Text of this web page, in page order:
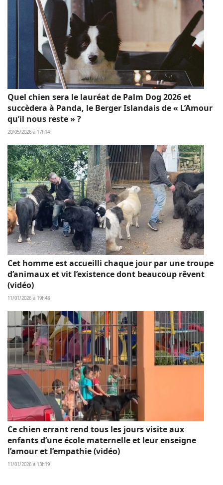
Quel chien sera le lauréat de Palm Dog 2026 et
succèdera à Panda, le Berger Islandais de « L’Amour
qu’il nous reste » ?
20/05/2026 à 17h14
Cet homme est accueilli chaque jour par une troupe
d’animaux et vit l’existence dont beaucoup rêvent
(vidéo)
11/01/2026 à 19h48
Ce chien errant rend tous les jours visite aux
enfants d’une école maternelle et leur enseigne
l’amour et l’empathie (vidéo)
11/01/2026 à 13h19